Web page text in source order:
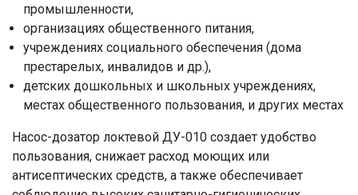
промышленности,
организациях общественного питания,
учреждениях социального обеспечения (дома
престарелых, инвалидов и др.),
детских дошкольных и школьных учреждениях,
местах общественного пользования, и других местах
Насос-дозатор локтевой ДУ-010 создает удобство
пользования, снижает расход моющих или
антисептических средств, а также обеспечивает